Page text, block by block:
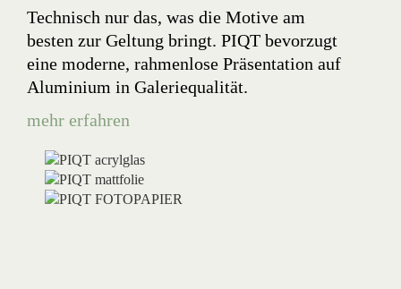
Technisch nur das, was die Motive am
besten zur Geltung bringt. PIQT bevorzugt
eine moderne, rahmenlose Präsentation auf
Aluminium in Galeriequalität.
mehr erfahren